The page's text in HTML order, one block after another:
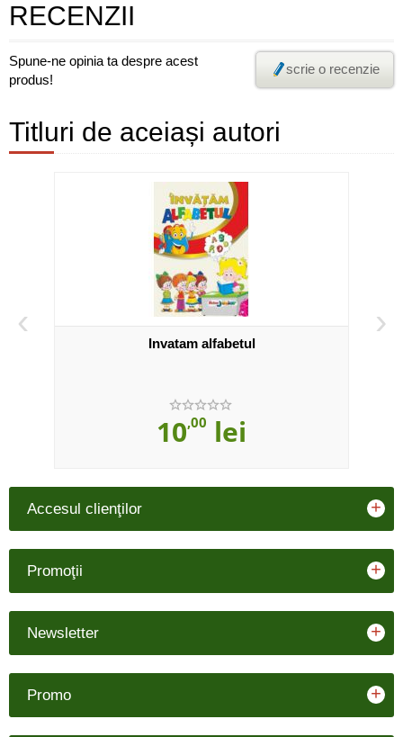
RECENZII
Spune-ne opinia ta despre acest
produs!
scrie o recenzie
Titluri de aceiași autori
‹
Invatam alfabetul
10,00 lei
›
Accesul clienţilor +
Promoţii +
Newsletter +
Promo +